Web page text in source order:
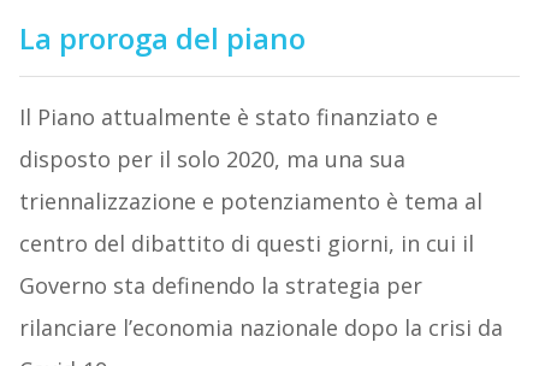
La proroga del piano
Il Piano attualmente è stato finanziato e
disposto per il solo 2020, ma una sua
triennalizzazione e potenziamento è tema al
centro del dibattito di questi giorni, in cui il
Governo sta definendo la strategia per
rilanciare l’economia nazionale dopo la crisi da